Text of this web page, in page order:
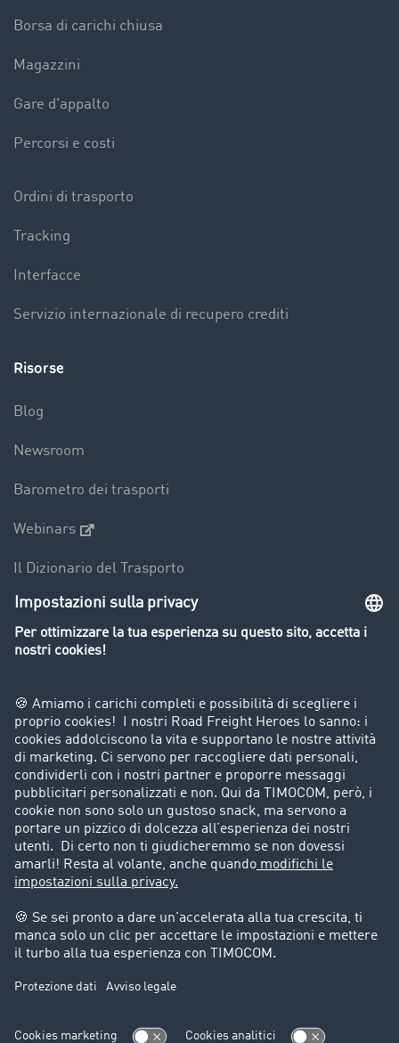
Borsa di carichi chiusa
Magazzini
Gare d'appalto
Percorsi e costi
Ordini di trasporto
Tracking
Interfacce
Servizio internazionale di recupero crediti
Risorse
Blog
Newsroom
Barometro dei trasporti
Webinars
Il Dizionario del Trasporto
Panoramica della borsa di carichi
Divieti di circolazione per mezzi pesanti
Azienda
Porta un nuovo cliente
Storie di successo
Informazioni legali
Note legali
Trattamento dei dati
Cookie-Einstellungen
Assistenza